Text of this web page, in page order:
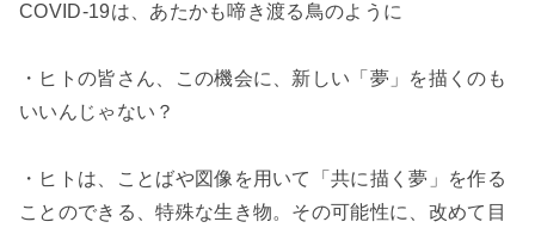
COVID-19は、あたかも啼き渡る鳥のように
・ヒトの皆さん、この機会に、新しい「夢」を描くのも
いいんじゃない？
・ヒトは、ことばや図像を用いて「共に描く夢」を作る
ことのできる、特殊な生き物。その可能性に、改めて目